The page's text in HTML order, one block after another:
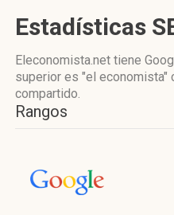
Estadísticas
Eleconomista.net tiene
superior es "el economista"
compartido.
Rangos